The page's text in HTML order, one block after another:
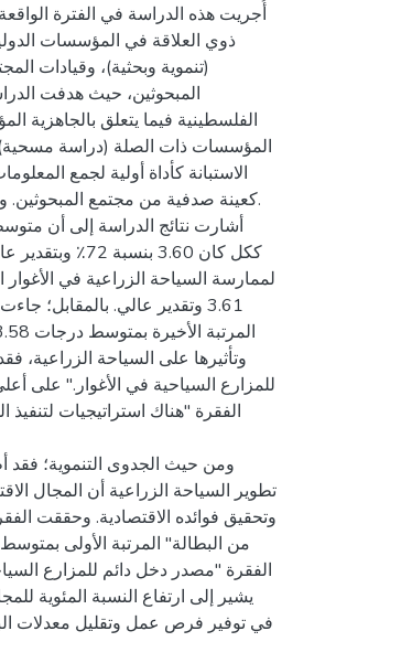
ذوي العلاقة في المؤسسات
(تنموية وبحثية)، وقيادات
المبحوثين، حيث هدفت
الفلسطينية فيما يتعلق بالجاهزية
المؤسسات ذات الصلة (دراسة
كعينة صدفية من مجتمع
أشارت نتائج الدراسة إلى أن
ككل كان 3.60
لممارسة السياحة الزراعية في
3.61 وتقدير عالي. بالمقابل؛
وتأثيرها على السياحة
الفقرة "هناك استراتيجيات
ومن حيث الجدوى التنموية؛ فقد
تطوير السياحة الزراعية أن المجال
وتحقيق فوائده الاقتصادية. وحققت
يشير إلى ارتفاع النسبة المئوية
في توفير فرص عمل وتقليل معدلات